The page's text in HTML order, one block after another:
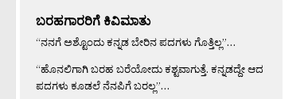
ಬರಹಗಾರರಿಗೆ ಕಿವಿಮಾತು
“ನನಗೆ ಅಶ್ಟೊಂದು ಕನ್ನಡ ಬೇರಿನ ಪದಗಳು ಗೊತ್ತಿಲ್ಲ”…
“ಹೊನಲಿಗಾಗಿ ಬರಹ ಬರೆಯೋದು ಕಶ್ಟವಾಗುತ್ತೆ. ಕನ್ನಡದ್ದೇ ಆದ
ಪದಗಳು ಕೂಡಲೆ ನೆನಪಿಗೆ ಬರಲ್ಲ”…